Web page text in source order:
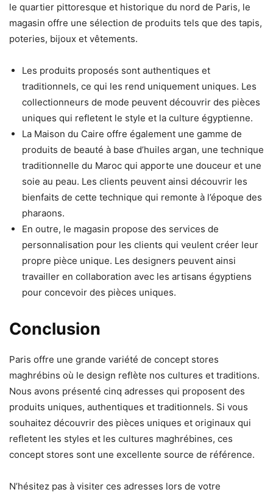
le quartier pittoresque et historique du nord de Paris, le
magasin offre une sélection de produits tels que des tapis,
poteries, bijoux et vêtements.
Les produits proposés sont authentiques et
traditionnels, ce qui les rend uniquement uniques. Les
collectionneurs de mode peuvent découvrir des pièces
uniques qui refletent le style et la culture égyptienne.
La Maison du Caire offre également une gamme de
produits de beauté à base d’huiles argan, une technique
traditionnelle du Maroc qui apporte une douceur et une
soie au peau. Les clients peuvent ainsi découvrir les
bienfaits de cette technique qui remonte à l’époque des
pharaons.
En outre, le magasin propose des services de
personnalisation pour les clients qui veulent créer leur
propre pièce unique. Les designers peuvent ainsi
travailler en collaboration avec les artisans égyptiens
pour concevoir des pièces uniques.
Conclusion
Paris offre une grande variété de concept stores
maghrébins où le design reflète nos cultures et traditions.
Nous avons présenté cinq adresses qui proposent des
produits uniques, authentiques et traditionnels. Si vous
souhaitez découvrir des pièces uniques et originaux qui
refletent les styles et les cultures maghrébines, ces
concept stores sont une excellente source de référence.
N’hésitez pas à visiter ces adresses lors de votre